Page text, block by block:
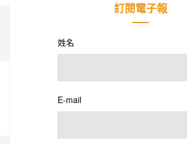
訂閱電子報
姓名
E-mail